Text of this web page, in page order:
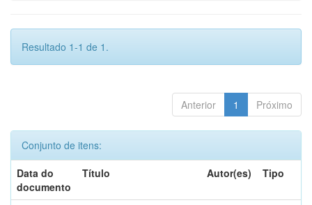
Resultado 1-1 de 1.
Anterior 1 Próximo
Conjunto de itens:
Data do
documento
Título Autor(es) Tipo